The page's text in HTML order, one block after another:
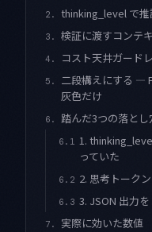
2. thinking_level で推
3. 検証に渡すコンテ
4. コスト天井ガード
5.
二段構えにする —
灰色だけ
6. 踏んだ3つの落とし
6.1 1.
っていた
6.2 2. 思考トーク
6.3 3. JSON 出力
7. 実際に効いた数値